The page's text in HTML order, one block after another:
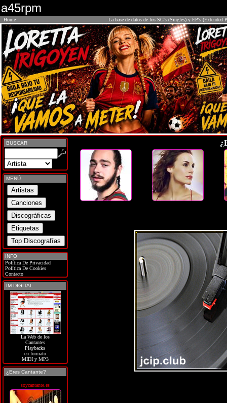
a45rpm
Home La base de datos de los SG's (Singles) y EP's (Extended
BUSCAR
MENÚ
INFO
Política De Privacidad
Política De Cookies
Contacto
IM DIGITAL
La Web de los
Cantantes
Playbacks
en formato
MIDI y MP3
¿Eres Cantante?
soycantante.es